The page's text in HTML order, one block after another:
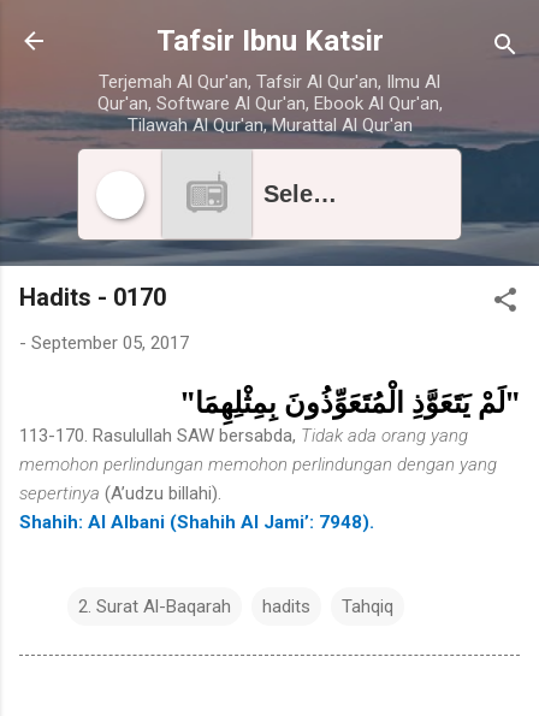
Skip to main content
Tafsir Ibnu Katsir
Terjemah Al Qur'an, Tafsir Al Qur'an, Ilmu Al
Qur'an, Software Al Qur'an, Ebook Al Qur'an,
Tilawah Al Qur'an, Murattal Al Qur'an
Select radio station
Hadits - 0170
- September 05, 2017
"لَمْ يَتَعَوَّذِ الْمُتَعَوِّذُونَ بِمِثْلِهِمَا"
113-170. Rasulullah SAW bersabda, Tidak ada orang yang
memohon perlindungan memohon perlindungan dengan yang
sepertinya (A’udzu billahi).
Shahih: Al Albani (Shahih Al Jami’: 7948).
2. Surat Al-Baqarah hadits Tahqiq